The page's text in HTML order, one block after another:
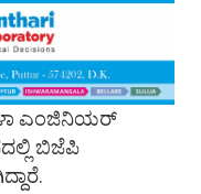
ಎಂಜಿನಿಯರ್
ಬಿಜೆಪಿ